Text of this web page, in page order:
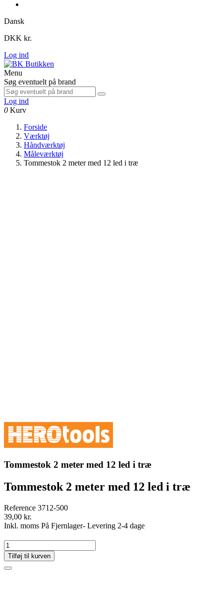
Dansk
DKK kr.
Log ind
Menu
Søg eventuelt på brand
Log ind
0 Kurv
Forside
Værktøj
Håndværktøj
Måleværktøj
Tommestok 2 meter med 12 led i træ
Tommestok 2 meter med 12 led i træ
Tommestok 2 meter med 12 led i træ
Reference 3712-500
39,00 kr.
Inkl. moms På Fjernlager- Levering 2-4 dage
Tilføj til kurven